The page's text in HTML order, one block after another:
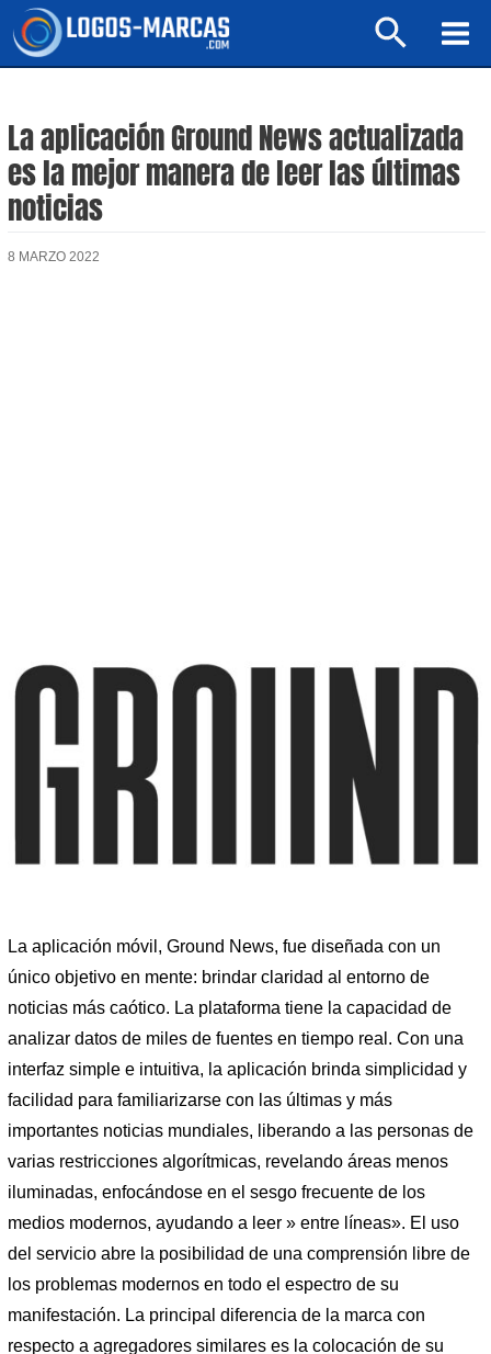
Buscar
La aplicación Ground News actualizada
es la mejor manera de leer las últimas
noticias
8 MARZO 2022
La aplicación móvil, Ground News, fue diseñada con un
único objetivo en mente: brindar claridad al entorno de
noticias más caótico. La plataforma tiene la capacidad de
analizar datos de miles de fuentes en tiempo real. Con una
interfaz simple e intuitiva, la aplicación brinda simplicidad y
facilidad para familiarizarse con las últimas y más
importantes noticias mundiales, liberando a las personas de
varias restricciones algorítmicas, revelando áreas menos
iluminadas, enfocándose en el sesgo frecuente de los
medios modernos, ayudando a leer » entre líneas». El uso
del servicio abre la posibilidad de una comprensión libre de
los problemas modernos en todo el espectro de su
manifestación. La principal diferencia de la marca con
respecto a agregadores similares es la colocación de su